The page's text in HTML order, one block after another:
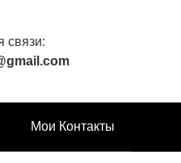
связи:
Мои Контакты